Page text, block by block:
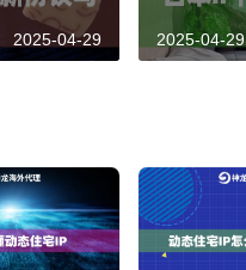
2025-04-29 2025-04-29